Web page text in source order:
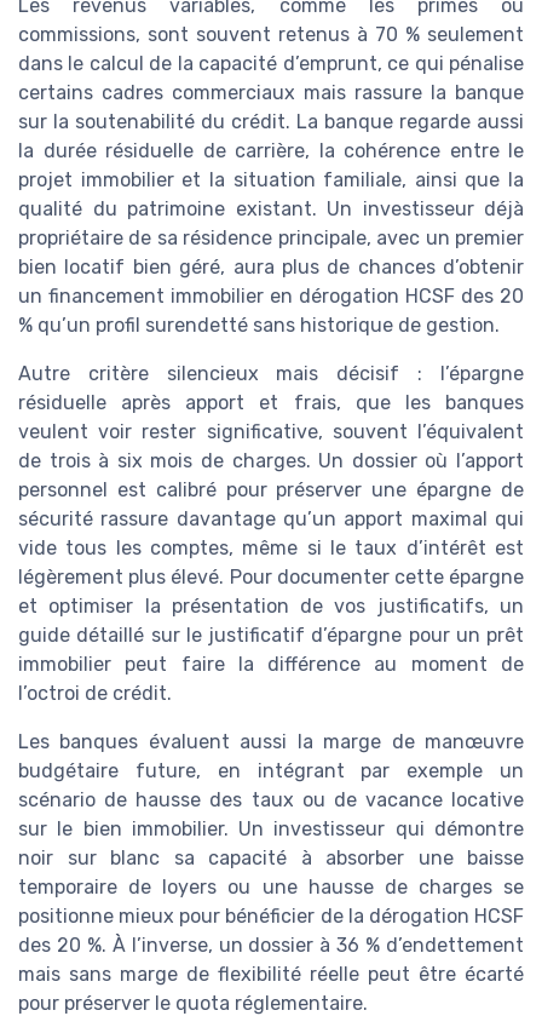
Les revenus variables, comme les primes ou
commissions, sont souvent retenus à 70 % seulement
dans le calcul de la capacité d’emprunt, ce qui pénalise
certains cadres commerciaux mais rassure la banque
sur la soutenabilité du crédit. La banque regarde aussi
la durée résiduelle de carrière, la cohérence entre le
projet immobilier et la situation familiale, ainsi que la
qualité du patrimoine existant. Un investisseur déjà
propriétaire de sa résidence principale, avec un premier
bien locatif bien géré, aura plus de chances d’obtenir
un financement immobilier en dérogation HCSF des 20
% qu’un profil surendetté sans historique de gestion.
Autre critère silencieux mais décisif : l’épargne
résiduelle après apport et frais, que les banques
veulent voir rester significative, souvent l’équivalent
de trois à six mois de charges. Un dossier où l’apport
personnel est calibré pour préserver une épargne de
sécurité rassure davantage qu’un apport maximal qui
vide tous les comptes, même si le taux d’intérêt est
légèrement plus élevé. Pour documenter cette épargne
et optimiser la présentation de vos justificatifs, un
guide détaillé sur le justificatif d’épargne pour un prêt
immobilier peut faire la différence au moment de
l’octroi de crédit.
Les banques évaluent aussi la marge de manœuvre
budgétaire future, en intégrant par exemple un
scénario de hausse des taux ou de vacance locative
sur le bien immobilier. Un investisseur qui démontre
noir sur blanc sa capacité à absorber une baisse
temporaire de loyers ou une hausse de charges se
positionne mieux pour bénéficier de la dérogation HCSF
des 20 %. À l’inverse, un dossier à 36 % d’endettement
mais sans marge de flexibilité réelle peut être écarté
pour préserver le quota réglementaire.